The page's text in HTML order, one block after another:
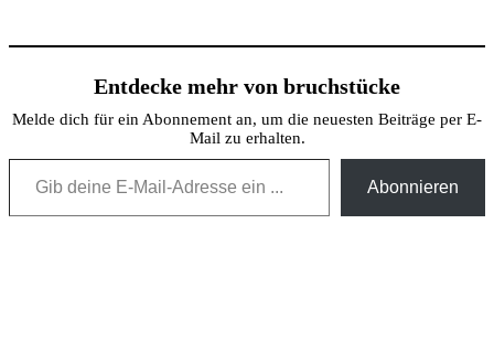
Entdecke mehr von bruchstücke
Melde dich für ein Abonnement an, um die neuesten Beiträge per E-
Mail zu erhalten.
Gib deine E-Mail-Adresse ein ...
Abonnieren